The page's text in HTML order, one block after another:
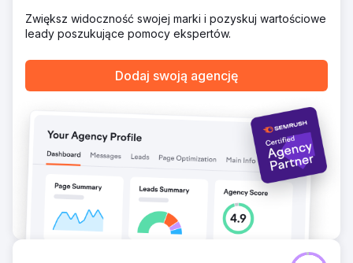
Przejdź do strony agencji
Zwiększ widoczność swojej marki i pozyskuj wartościowe
leady poszukujące pomocy ekspertów.
Dodaj swoją agencję